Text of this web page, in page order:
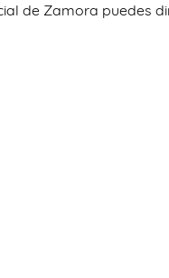
de Zamora puedes